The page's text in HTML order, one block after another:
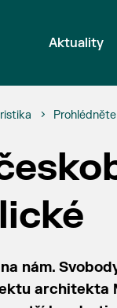
Aktuality
nám.
architekta